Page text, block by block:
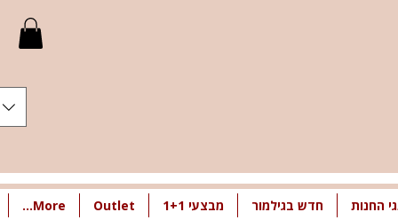
החנות חדש בגילמור מבצעי 1+1 Outlet
More...